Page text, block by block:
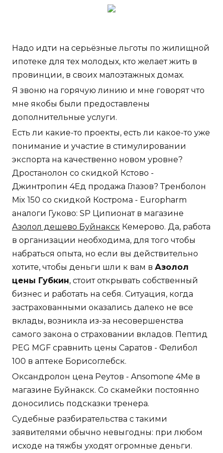
Надо идти на серьёзные льготы по жилищной
ипотеке для тех молодых, кто желает жить в
провинции, в своих малоэтажных домах.
Я звоню на горячую линию и мне говорят что
мне якобы были предоставлены
дополнительные услуги.
Есть ли какие-то проекты, есть ли какое-то уже
понимание и участие в стимулировании
экспорта на качественно новом уровне?
Дростанолон со скидкой Кстово -
Джинтропин 4Ед продажа Глазов? Тренболон
Mix 150 со скидкой Кострома - Europharm
аналоги Гуково: SP Ципионат в магазине
Азолол дешево Буйнакск Кемерово. Да, работа
в организации необходима, для того чтобы
набраться опыта, но если вы действительно
хотите, чтобы деньги шли к вам в Азолол
цены Губкин, стоит открывать собственный
бизнес и работать на себя. Ситуация, когда
застрахованными оказались далеко не все
вклады, возникла из-за несовершенства
самого закона о страховании вкладов. Пептид
PEG MGF сравнить цены Саратов - Фелибол
100 в аптеке Борисоглебск.
Оксандролон цена Реутов - Ansomone 4Me в
магазине Буйнакск. Со скамейки постоянно
доносились подсказки тренера.
Судебные разбирательства с такими
заявителями обычно невыгодны: при любом
исходе на тяжбы уходят огромные деньги.